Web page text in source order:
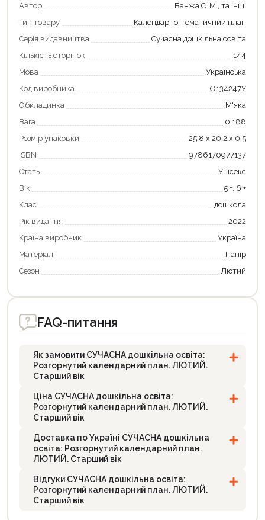
Автор
Ванжа С. М., та інші
Тип товару
Календарно-тематичний план
Серія видавництва
Сучасна дошкільна освіта
Кількість сторінок
144
Мова
Українська
Код виробника
О134247У
Обкладинка
М'яка
Вага
0.188
Розмір упаковки
25.8 х 20.2 х 0.5
ISBN
9786170977137
Стать
Унісекс
Вік
5 +, 6 +
Клас
дошкола
Рік видання
2022
Країна виробник
Україна
Матеріал
Папір
Сезон
Лютий
FAQ-питання
Як замовити СУЧАСНА дошкільна освіта:
Розгорнутий календарний план. ЛЮТИЙ.
Старший вік
Ціна СУЧАСНА дошкільна освіта:
Розгорнутий календарний план. ЛЮТИЙ.
Старший вік
Доставка по Україні СУЧАСНА дошкільна
освіта: Розгорнутий календарний план.
ЛЮТИЙ. Старший вік
Відгуки СУЧАСНА дошкільна освіта:
Розгорнутий календарний план. ЛЮТИЙ.
Старший вік